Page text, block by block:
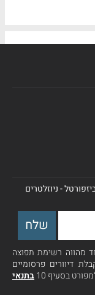
- ניוזלטרים
מהווה רשימת תפוצה
דיוורים פרסומיים
בסעיף 10
בתנאי